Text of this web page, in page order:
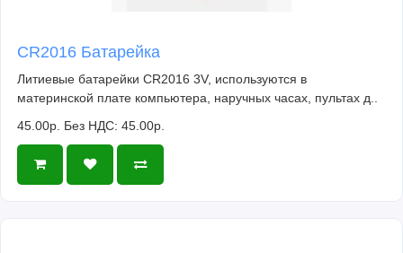
CR2016 Батарейка
Литиевые батарейки CR2016 3V, используются в
материнской плате компьютера, наручных часах, пультах д..
45.00р. Без НДС: 45.00р.